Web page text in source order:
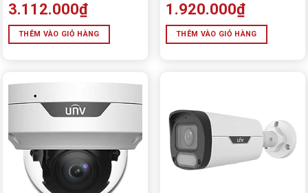
3.112.000₫
THÊM VÀO GIỎ HÀNG
1.920.000₫
THÊM VÀO GIỎ HÀNG